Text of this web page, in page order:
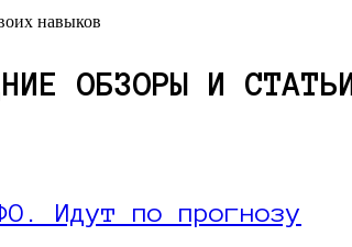
навыков
ОБЗОРЫ И СТАТЬИ
Идут по прогнозу